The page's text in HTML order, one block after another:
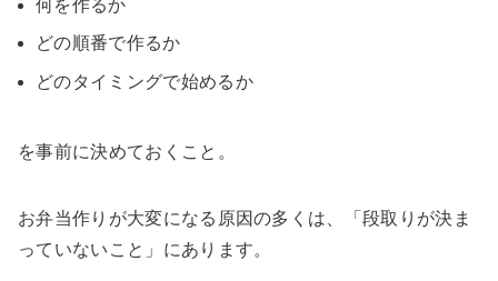
何を作るか
どの順番で作るか
どのタイミングで始めるか
を事前に決めておくこと。
お弁当作りが大変になる原因の多くは、「段取りが決ま
っていないこと」にあります。